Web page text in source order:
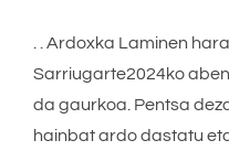
. . Ardoxka Laminen
Sarriugarte2024ko
da gaurkoa. Pentsa
hainbat ardo dastatu